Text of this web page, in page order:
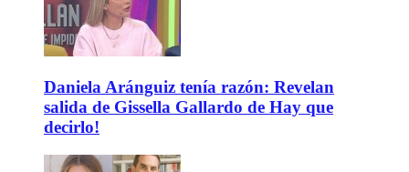
Daniela Aránguiz tenía razón: Revelan
salida de Gissella Gallardo de Hay que
decirlo!